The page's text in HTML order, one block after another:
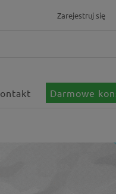
Zarejestruj się
Darmowe